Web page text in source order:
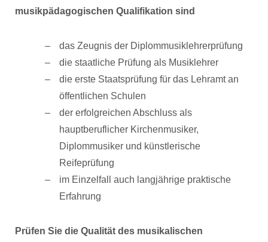
musikpädagogischen Qualifikation sind
das Zeugnis der Diplommusiklehrerprüfung
die staatliche Prüfung als Musiklehrer
die erste Staatsprüfung für das Lehramt an
öffentlichen Schulen
der erfolgreichen Abschluss als
hauptberuflicher Kirchenmusiker,
Diplommusiker und künstlerische
Reifeprüfung
im Einzelfall auch langjährige praktische
Erfahrung
Prüfen Sie die Qualität des musikalischen